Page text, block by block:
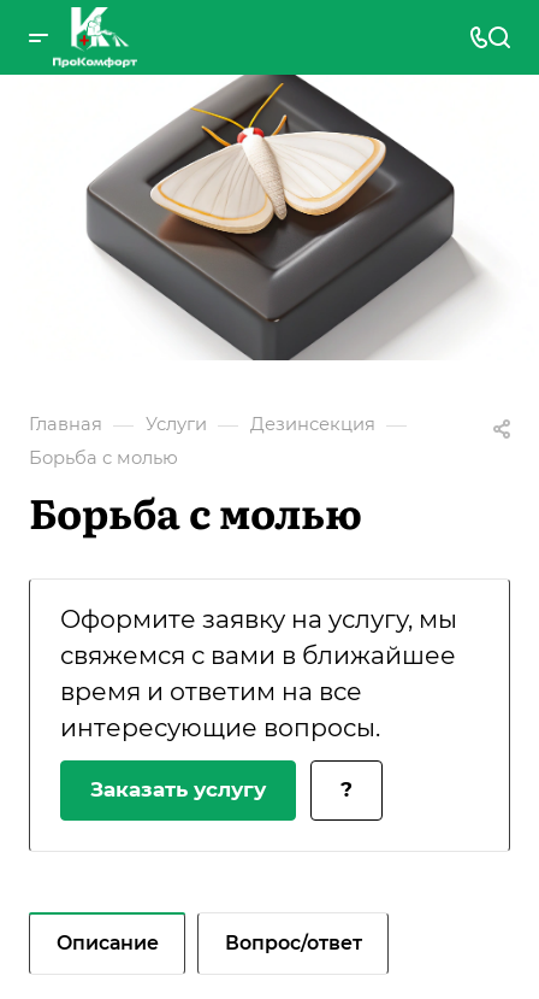
Главная — Услуги — Дезинсекция —
Борьба с молью
Борьба с молью
Оформите заявку на услугу, мы
свяжемся с вами в ближайшее
время и ответим на все
интересующие вопросы.
Заказать услугу ?
Описание Вопрос/ответ